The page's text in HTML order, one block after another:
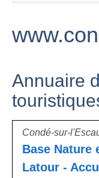
Annuaire
Condé-sur-
Base Nature
Latour -